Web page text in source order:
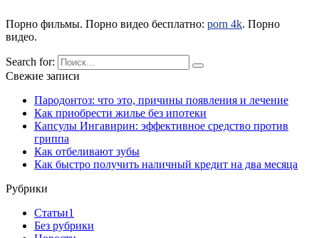
Порно фильмы. Порно видео бесплатно: porn 4k. Порно
видео.
Search for:
Свежие записи
Пародонтоз: что это, причины появления и лечение
Как приобрести жилье без ипотеки
Капсулы Ингавирин: эффективное средство против
гриппа
Как отбеливают зубы
Как быстро получить наличный кредит на два месяца
Рубрики
Cтатьи1
Без рубрики